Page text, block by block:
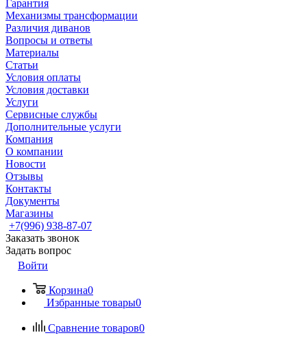
Гарантия
Механизмы трансформации
Различия диванов
Вопросы и ответы
Материалы
Статьи
Условия оплаты
Условия доставки
Услуги
Сервисные службы
Дополнительные услуги
Компания
О компании
Новости
Отзывы
Контакты
Документы
Магазины
+7(996) 938-87-07
Заказать звонок
Задать вопрос
Войти
Корзина0
Избранные товары0
Сравнение товаров0